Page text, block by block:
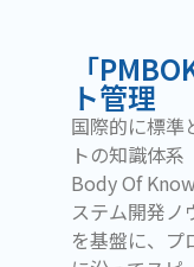
「
ト管理
国際的に標準
トの知識体
Body Of
ステム開発ノ
を基盤に、プ